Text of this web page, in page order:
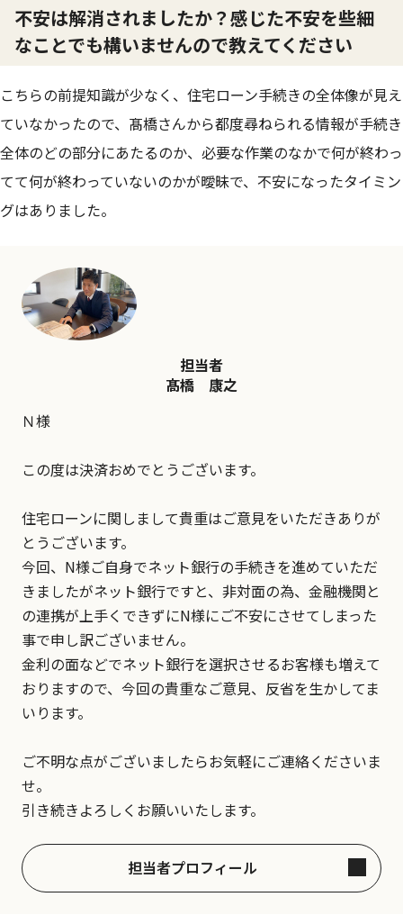
不安は解消されましたか？感じた不安を些細
なことでも構いませんので教えてください
こちらの前提知識が少なく、住宅ローン手続きの全体像が見え
ていなかったので、髙橋さんから都度尋ねられる情報が手続き
全体のどの部分にあたるのか、必要な作業のなかで何が終わっ
てて何が終わっていないのかが曖昧で、不安になったタイミン
グはありました。
担当者
髙橋 康之
Ｎ様
この度は決済おめでとうございます。
住宅ローンに関しまして貴重はご意見をいただきありが
とうございます。
今回、N様ご自身でネット銀行の手続きを進めていただ
きましたがネット銀行ですと、非対面の為、金融機関と
の連携が上手くできずにN様にご不安にさせてしまった
事で申し訳ございません。
金利の面などでネット銀行を選択させるお客様も増えて
おりますので、今回の貴重なご意見、反省を生かしてま
いります。
ご不明な点がございましたらお気軽にご連絡くださいま
せ。
引き続きよろしくお願いいたします。
担当者プロフィール